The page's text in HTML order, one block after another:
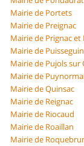
Mairie de Portets
Mairie de Preignac
Mairie de Prignac
Mairie de Puisseguin
Mairie de Pujols sur
Mairie de
Mairie de Quinsac
Mairie de Reignac
Mairie de Riocaud
Mairie de Roaillan
Mairie de